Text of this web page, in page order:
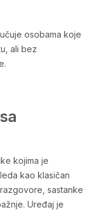
osobama koje
ali bez
kojima je
kao klasičan
sastanke
Uređaj je